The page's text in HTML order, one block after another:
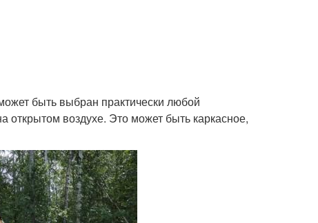
быть выбран практически любой
открытом воздухе. Это может быть каркасное,